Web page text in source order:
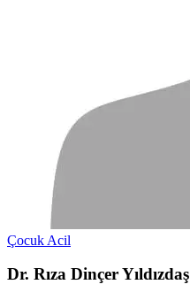
Çocuk Acil
Dr. Rıza Dinçer Yıldızdaş